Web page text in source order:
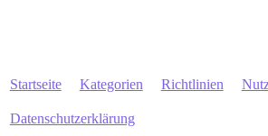
Startseite Kategorien Richtlinien
Datenschutzerklärung